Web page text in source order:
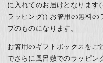
に入れてのお届けとなります
ラッピング)) お箸用の無料の
プのものになります。
お箸用のギフトボックスをご
でさらに風呂敷でのラッピン